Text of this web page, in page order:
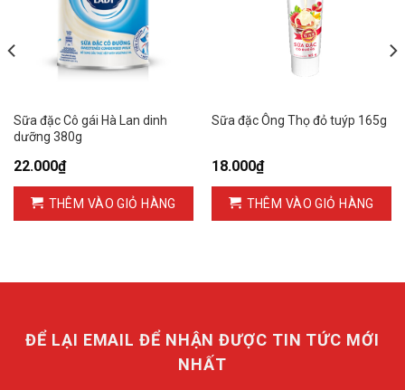
Sữa đặc Cô gái Hà Lan dinh
dưỡng 380g
22.000₫
THÊM VÀO GIỎ HÀNG
Sữa đặc Ông Thọ đỏ tuýp 165g
18.000₫
THÊM VÀO GIỎ HÀNG
ĐỂ LẠI EMAIL ĐỂ NHẬN ĐƯỢC TIN TỨC MỚI
NHẤT